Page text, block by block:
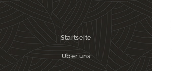
Startseite
Über uns